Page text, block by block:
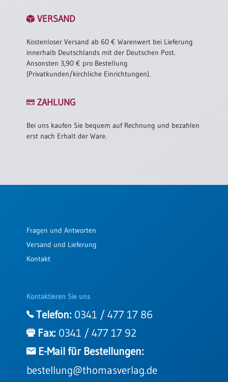
VERSAND
Kostenloser Versand ab 60 € Warenwert bei Lieferung
innerhalb Deutschlands mit der Deutschen Post.
Ansonsten 3,90 € pro Bestellung
(Privatkunden/kirchliche Einrichtungen).
ZAHLUNG
Bei uns kaufen Sie bequem auf Rechnung und bezahlen
erst nach Erhalt der Ware.
Fragen und Antworten
Versand und Lieferung
Kontakt
Kontaktieren Sie uns
Telefon: 0341 / 477 17 86
Fax: 0341 / 477 17 92
E-Mail für Bestellungen:
bestellung@thomasverlag.de